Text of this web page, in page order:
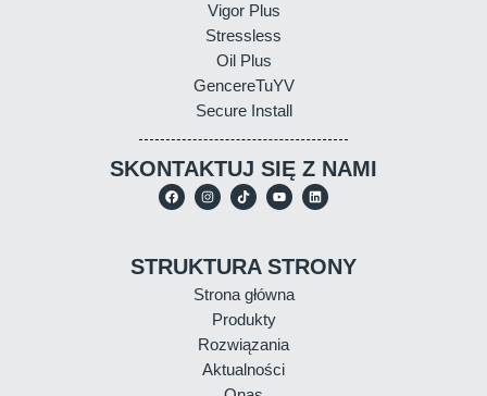
Vigor Plus
Stressless
Oil Plus
GencereTuYV
Secure Install
SKONTAKTUJ SIĘ Z NAMI
STRUKTURA STRONY
Strona główna
Produkty
Rozwiązania
Aktualności